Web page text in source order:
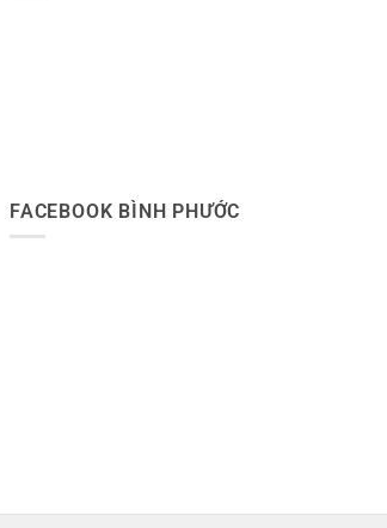
FACEBOOK BÌNH PHƯỚC